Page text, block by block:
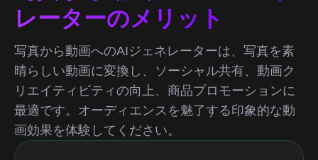
レーターのメリット
写真から動画へのAIジェネレーターは、写真を素
晴らしい動画に変換し、ソーシャル共有、動画ク
リエイティビティの向上、商品プロモーションに
最適です。オーディエンスを魅了する印象的な動
画効果を体験してください。